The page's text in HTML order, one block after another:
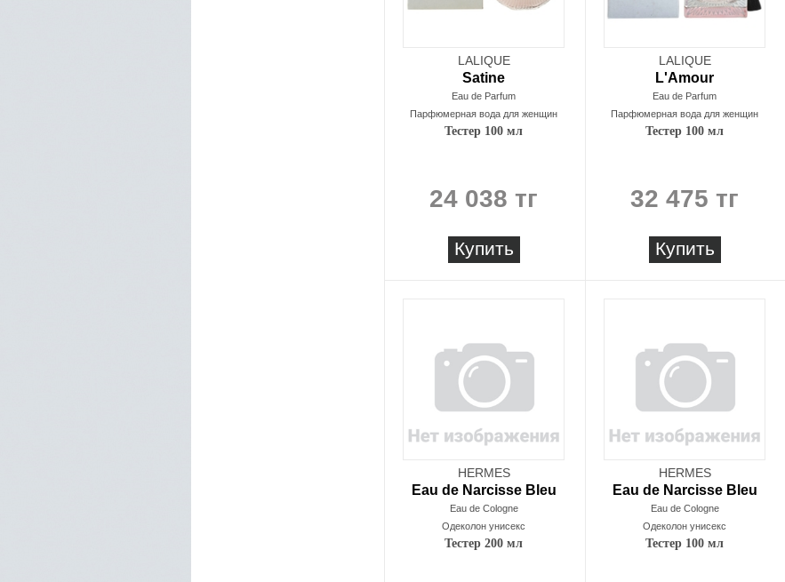
LALIQUE
Satine
Eau de Parfum
Парфюмерная вода для женщин
Тестер 100 мл
24 038 тг
Купить
LALIQUE
L'Amour
Eau de Parfum
Парфюмерная вода для женщин
Тестер 100 мл
32 475 тг
Купить
HERMES
Eau de Narcisse Bleu
Eau de Cologne
Одеколон унисекс
Тестер 200 мл
HERMES
Eau de Narcisse Bleu
Eau de Cologne
Одеколон унисекс
Тестер 100 мл